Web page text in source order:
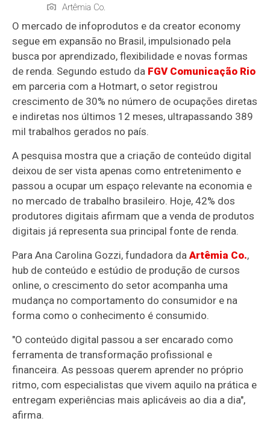
Artêmia Co.
O mercado de infoprodutos e da creator economy
segue em expansão no Brasil, impulsionado pela
busca por aprendizado, flexibilidade e novas formas
de renda. Segundo estudo da FGV Comunicação Rio
em parceria com a Hotmart, o setor registrou
crescimento de 30% no número de ocupações diretas
e indiretas nos últimos 12 meses, ultrapassando 389
mil trabalhos gerados no país.
A pesquisa mostra que a criação de conteúdo digital
deixou de ser vista apenas como entretenimento e
passou a ocupar um espaço relevante na economia e
no mercado de trabalho brasileiro. Hoje, 42% dos
produtores digitais afirmam que a venda de produtos
digitais já representa sua principal fonte de renda.
Para Ana Carolina Gozzi, fundadora daArtêmia Co.,
hub de conteúdo e estúdio de produção de cursos
online, o crescimento do setor acompanha uma
mudança no comportamento do consumidor e na
forma como o conhecimento é consumido.
"O conteúdo digital passou a ser encarado como
ferramenta de transformação profissional e
financeira. As pessoas querem aprender no próprio
ritmo, com especialistas que vivem aquilo na prática e
entregam experiências mais aplicáveis ao dia a dia",
afirma.